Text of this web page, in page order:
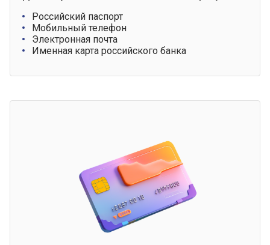
Российский паспорт
Мобильный телефон
Электронная почта
Именная карта российского банка